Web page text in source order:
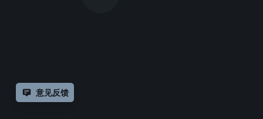
意见反馈